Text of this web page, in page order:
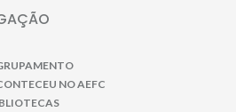
NO AEFC